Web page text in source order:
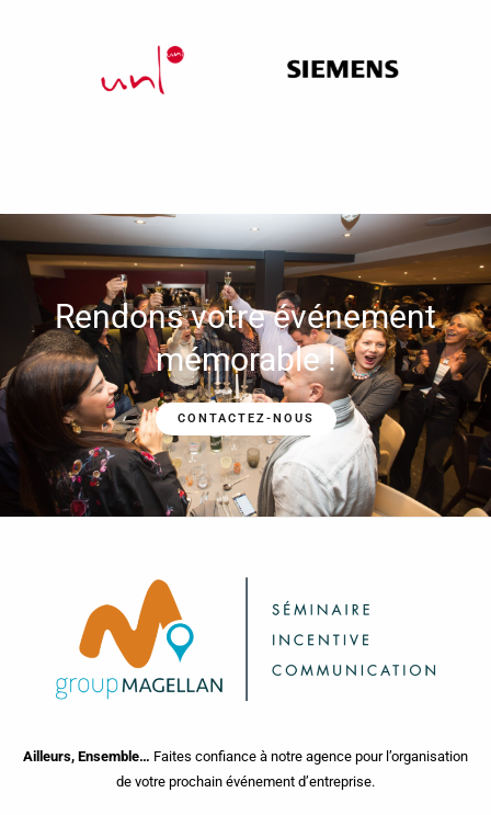
Rendons votre événement
mémorable !
CONTACTEZ-NOUS
Ailleurs, Ensemble… Faites confiance à notre agence pour l’organisation
de votre prochain événement d’entreprise.